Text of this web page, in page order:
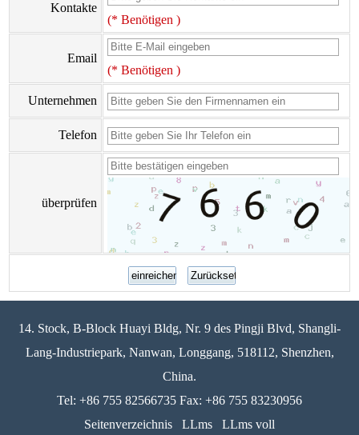
Kontakte
(* Benötigen )
Email
(* Benötigen )
Unternehmen
Telefon
überprüfen
14. Stock, B-Block Huayi Bldg, Nr. 9 des Pingji Blvd, Shangli-
Lang-Industriepark, Nanwan, Longgang, 518112, Shenzhen,
China.
Tel: +86 755 82566735 Fax: +86 755 83230956
Seitenverzeichnis
LLms LLms voll